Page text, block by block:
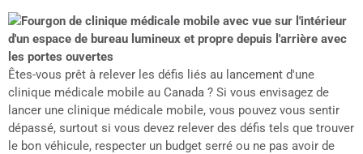
Êtes-vous prêt à relever les défis liés au lancement d'une
clinique médicale mobile au Canada ? Si vous envisagez de
lancer une clinique médicale mobile, vous pouvez vous sentir
dépassé, surtout si vous devez relever des défis tels que trouver
le bon véhicule, respecter un budget serré ou ne pas avoir de